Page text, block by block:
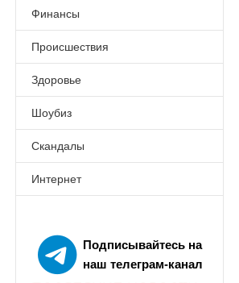
Финансы
Происшествия
Здоровье
Шоубиз
Скандалы
Интернет
Подписывайтесь на
наш телеграм-канал